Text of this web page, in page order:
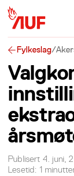
Hopp til
Fylkeslag/
Publisert 4. juni,
Lesetid: 1